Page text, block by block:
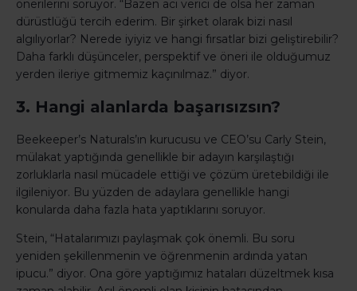
önerilerini soruyor. “Bazen acı verici de olsa her zaman
dürüstlüğü tercih ederim. Bir şirket olarak bizi nasıl
algılıyorlar? Nerede iyiyiz ve hangi fırsatlar bizi geliştirebilir?
Daha farklı düşünceler, perspektif ve öneri ile olduğumuz
yerden ileriye gitmemiz kaçınılmaz.” diyor.
3. Hangi alanlarda başarısızsın?
Beekeeper’s Naturals’ın kurucusu ve CEO’su Carly Stein,
mülakat yaptığında genellikle bir adayın karşılaştığı
zorluklarla nasıl mücadele ettiği ve çözüm üretebildiği ile
ilgileniyor. Bu yüzden de adaylara genellikle hangi
konularda daha fazla hata yaptıklarını soruyor.
Stein, “Hatalarımızı paylaşmak çok önemli. Bu soru
yeniden şekillenmenin ve öğrenmenin ardında yatan
ipucu.” diyor. Ona göre yaptığımız hataları düzeltmek kısa